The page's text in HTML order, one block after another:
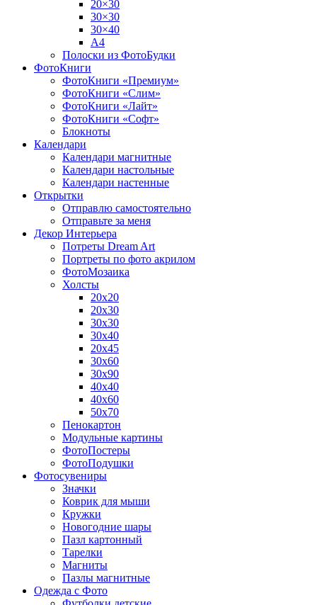
20×30
30×30
30×40
A4
Полоски из ФотоБудки
ФотоКниги
ФотоКниги «Премиум»
ФотоКниги «Слим»
ФотоКниги «Лайт»
ФотоКниги «Софт»
Блокноты
Календари
Календари магнитные
Календари настольные
Календари настенные
Открытки
Отправлю самостоятельно
Отправьте за меня
Декор Интерьера
Потреты Dream Art
Портреты по фото акрилом
ФотоМозаика
Холсты
20х20
20х30
30х30
30х40
20х45
30х60
30х90
40х40
40х60
50х70
Пенокартон
Модульные картины
ФотоПостеры
ФотоПодушки
Фотоcувениры
Значки
Коврик для мыши
Кружки
Новогодние шары
Пазл картонный
Тарелки
Магниты
Пазлы магнитные
Одежда с Фото